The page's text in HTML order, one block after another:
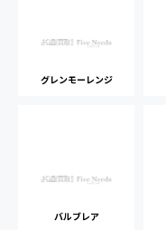
グレンモーレンジ
バルブレア